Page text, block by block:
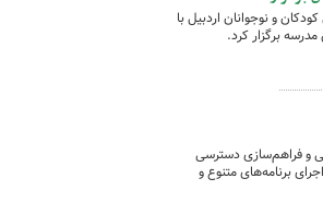
و نوجوانان اردبیل با
برگزار کرد.
و فراهم‌سازی دسترسی
برنامه‌های متنوع و